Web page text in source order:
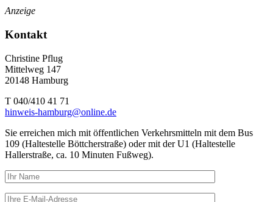
Anzeige
Kontakt
Christine Pflug
Mittelweg 147
20148 Hamburg
T 040/410 41 71
hinweis-hamburg@online.de
Sie erreichen mich mit öffentlichen Verkehrsmitteln mit dem Bus
109 (Haltestelle Böttcherstraße) oder mit der U1 (Haltestelle
Hallerstraße, ca. 10 Minuten Fußweg).